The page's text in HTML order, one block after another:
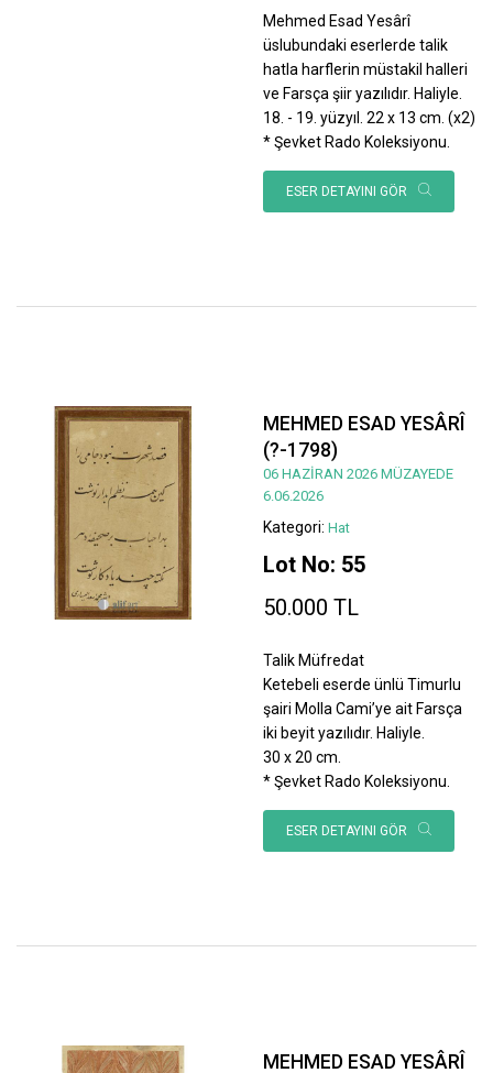
Mehmed Esad Yesârî
üslubundaki eserlerde talik
hatla harflerin müstakil halleri
ve Farsça şiir yazılıdır. Haliyle.
18. - 19. yüzyıl. 22 x 13 cm. (x2)
* Şevket Rado Koleksiyonu.
ESER DETAYINI GÖR
MEHMED ESAD YESÂRÎ
(?-1798)
06 HAZİRAN 2026 MÜZAYEDE
6.06.2026
Kategori: Hat
Lot No: 55
50.000 TL
Talik Müfredat
Ketebeli eserde ünlü Timurlu
şairi Molla Cami’ye ait Farsça
iki beyit yazılıdır. Haliyle.
30 x 20 cm.
* Şevket Rado Koleksiyonu.
ESER DETAYINI GÖR
MEHMED ESAD YESÂRÎ